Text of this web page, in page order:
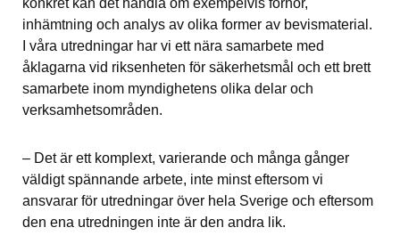
konkret kan det handla om exempelvis förhör,
inhämtning och analys av olika former av bevismaterial.
I våra utredningar har vi ett nära samarbete med
åklagarna vid riksenheten för säkerhetsmål och ett brett
samarbete inom myndighetens olika delar och
verksamhetsområden.
– Det är ett komplext, varierande och många gånger
väldigt spännande arbete, inte minst eftersom vi
ansvarar för utredningar över hela Sverige och eftersom
den ena utredningen inte är den andra lik.